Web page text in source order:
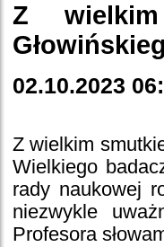
Z
02.10.2023
Z wielkim
Wielkiego
rady naukowej
niezwykle
Profesora